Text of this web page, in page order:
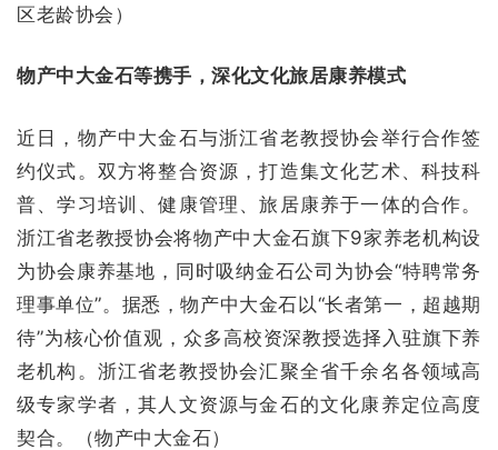
区老龄协会）
物产中大金石等携手，深化文化旅居康养模式
近日，物产中大金石与浙江省老教授协会举行合作签
约仪式。双方将整合资源，打造集文化艺术、科技科
普、学习培训、健康管理、旅居康养于一体的合作。
浙江省老教授协会将物产中大金石旗下9家养老机构设
为协会康养基地，同时吸纳金石公司为协会“特聘常务
理事单位”。据悉，物产中大金石以“长者第一，超越期
待”为核心价值观，众多高校资深教授选择入驻旗下养
老机构。浙江省老教授协会汇聚全省千余名各领域高
级专家学者，其人文资源与金石的文化康养定位高度
契合。（物产中大金石）